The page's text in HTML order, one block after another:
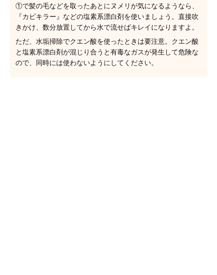
①で髪の毛などを取ったあとにヌメリが気になるようなら、
『カビキラー』などの塩素系漂白剤を使いましょう。直接吹
きかけ、数分放置してから水で流せばキレイになりますよ。
ただ、水垢掃除でクエン酸を使ったときは要注意。クエン酸
と塩素系漂白剤が混じり合うと有毒なガスが発生して危険な
ので、同時には使わないようにしてください。